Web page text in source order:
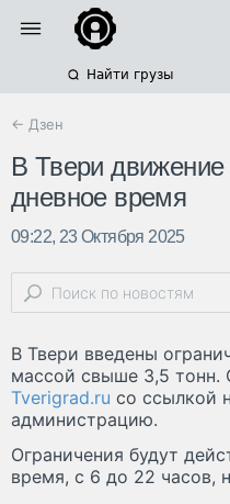
Найти грузы
← Дзен
В Твери
дневное время
09:22, 23 Октября 2025
В Твери введены
массой свыше 3,5 тонн.
Tverigrad.ru со ссылкой
администрацию.
Ограничения будут
время, с 6 до 22 часов,